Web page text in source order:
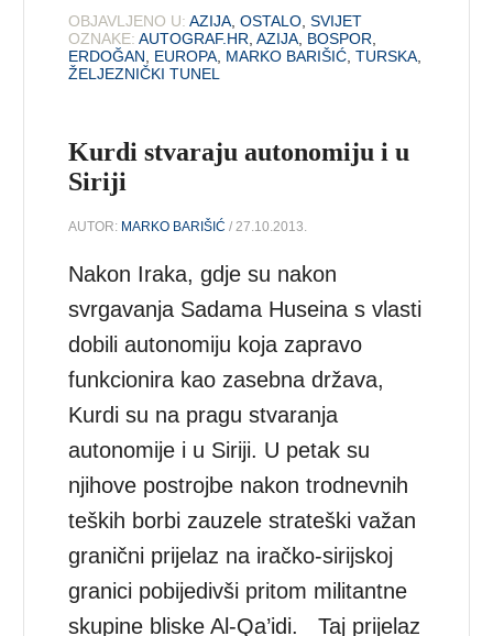
OBJAVLJENO U: AZIJA ,OSTALO ,SVIJET
OZNAKE: AUTOGRAF.HR ,AZIJA BOSPOR
ERDOĞAN
EUROPA MARKO BARIŠIĆ ,TURSKA
ŽELJEZNIČKI TUNEL
Kurdi stvaraju autonomiju i u
Siriji
AUTOR: MARKO BARIŠIĆ / 27.10.2013.
Nakon Iraka, gdje su nakon
svrgavanja Sadama Huseina s vlasti
dobili autonomiju koja zapravo
funkcionira kao zasebna država,
Kurdi su na pragu stvaranja
autonomije i u Siriji. U petak su
njihove postrojbe nakon trodnevnih
teških borbi zauzele strateški važan
granični prijelaz na iračko-sirijskoj
granici pobijedivši pritom militantne
skupine bliske Al-Qa’idi. Taj prijelaz